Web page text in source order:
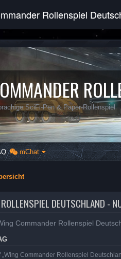
Rollenspiel
SciFi-Pen & Paper-Rollenspiel
mChat
DEUTSCHLAND -
Commander Rollenspiel
„Wing Commander Rollenspiel